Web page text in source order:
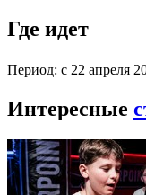
Где идет
Период: с 22 апреля
Интересные